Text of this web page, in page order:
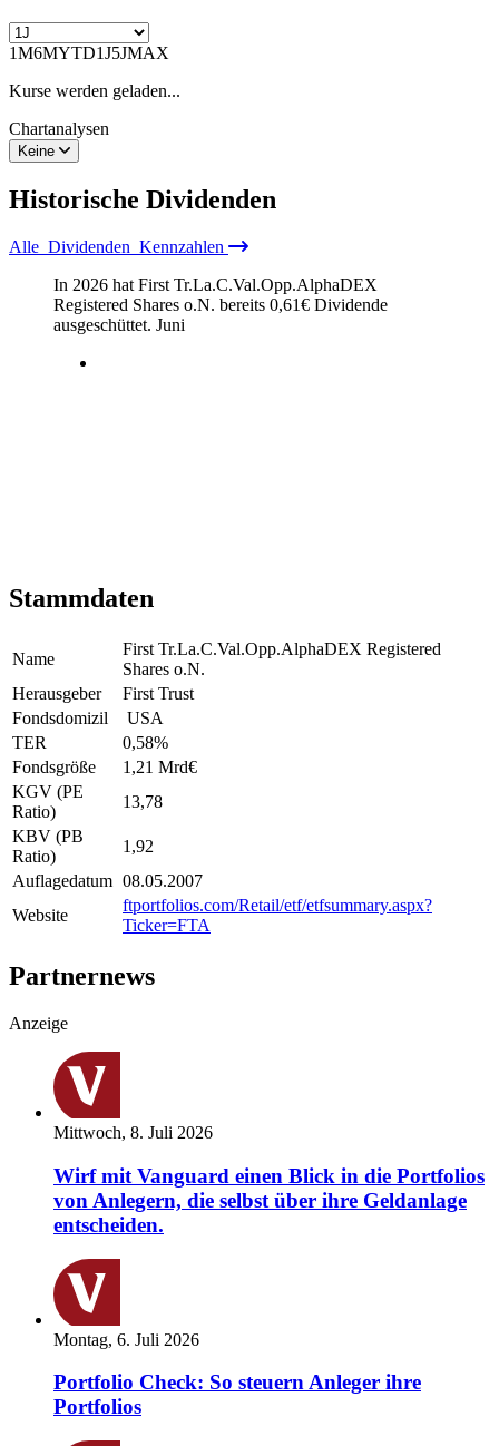
1M6MYTD1J5JMAX
Kurse werden geladen...
Chartanalysen
Keine
Historische Dividenden
Alle Dividenden Kennzahlen
In 2026 hat First Tr.La.C.Val.Opp.AlphaDEX
Registered Shares o.N. bereits 0,61€ Dividende
ausgeschüttet. Juni
Stammdaten
Name
First Tr.La.C.Val.Opp.AlphaDEX Registered
Shares o.N.
Herausgeber
First Trust
Fondsdomizil
USA
TER
0,58%
Fondsgröße
1,21 Mrd€
KGV (PE
Ratio)
13,78
KBV (PB
Ratio)
1,92
Auflagedatum 08.05.2007
Website
ftportfolios.com/Retail/etf/etfsummary.aspx?
Ticker=FTA
Partnernews
Anzeige
Mittwoch, 8. Juli 2026
Wirf mit Vanguard einen Blick in die Portfolios
von Anlegern, die selbst über ihre Geldanlage
entscheiden.
Montag, 6. Juli 2026
Portfolio Check: So steuern Anleger ihre
Portfolios